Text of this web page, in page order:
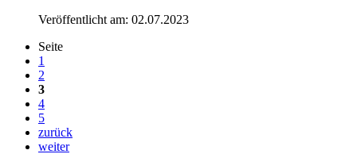
Veröffentlicht am: 02.07.2023
Seite
1
2
3
4
5
zurück
weiter